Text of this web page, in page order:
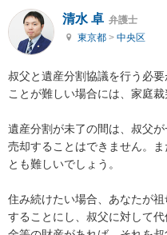
清水 卓 弁護士
東京都 > 中央区
叔父と遺産分割協議を行う必
ことが難しい場合には、家庭
遺産分割が未了の間は、叔父
売却することはできません。
とも難しいでしょう。
住み続けたい場合、あなたが
することにし、叔父に対して